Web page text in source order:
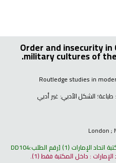
Order and insecurity
military cultures of
Routledge studies in
طباعة؛ الشكل الأدبي: غير أدبي
London ;
اتحاد الإمارات (1) رقم الطلب:DD104
الإمارات : داخل المكتبة فقط(1).